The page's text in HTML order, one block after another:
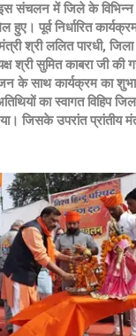
संचलन में जिले के विभिन्न
पूर्व निर्धारित
श्री ललित पारधी,
श्री सुमित काबरा जी की
के साथ कार्यक्रम का
का स्वागत विहिप
जिसके उपरांत प्रांतीय